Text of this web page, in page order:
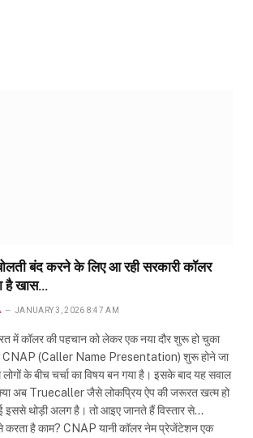
बंद करने के लिए आ रही सरकारी कॉलर
है खास…
JANUARY 3, 2026 8:47 AM
में कॉलर की पहचान को लेकर एक नया दौर शुरू हो चुका
CNAP (Caller Name Presentation) शुरू होने जा
के बीच चर्चा का विषय बन गया है। इसके बाद यह सवाल
क्या अब Truecaller जैसे लोकप्रिय ऐप की जरूरत खत्म हो
इससे थोड़ी अलग है। तो आइए जानते हैं विस्तार से…
है काम? CNAP यानी कॉलर नेम प्रेजेंटेशन एक